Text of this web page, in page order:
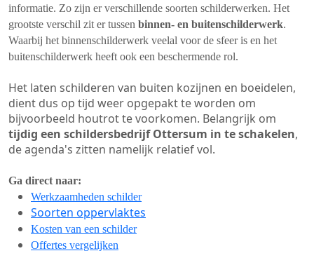
informatie. Zo zijn er verschillende soorten schilderwerken. Het
grootste verschil zit er tussen binnen- en buitenschilderwerk.
Waarbij het binnenschilderwerk veelal voor de sfeer is en het
buitenschilderwerk heeft ook een beschermende rol.
Het laten schilderen van buiten kozijnen en boeidelen,
dient dus op tijd weer opgepakt te worden om
bijvoorbeeld houtrot te voorkomen. Belangrijk om
tijdig een schildersbedrijf Ottersum in te schakelen,
de agenda's zitten namelijk relatief vol.
Ga direct naar:
Werkzaamheden schilder
Soorten oppervlaktes
Kosten van een schilder
Offertes vergelijken